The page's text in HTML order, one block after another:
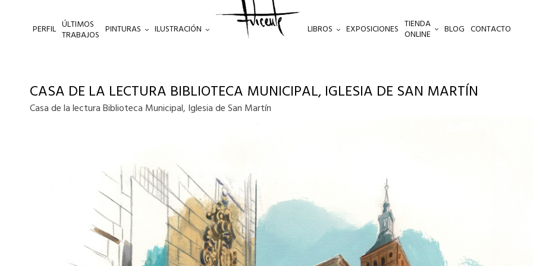
PERFIL ÚLTIMOS
TRABAJOS PINTURAS ILUSTRACIÓN LIBROS EXPOSICIONES TIENDA
ONLINE BLOG CONTACTO
CASA DE LA LECTURA BIBLIOTECA MUNICIPAL, IGLESIA DE SAN MARTÍN
Casa de la lectura Biblioteca Municipal, Iglesia de San Martín